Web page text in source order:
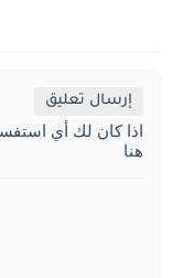
إرسال تعليق
اذا كان لك أي
هنا